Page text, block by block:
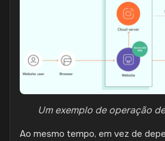
Um exemplo de operação
Ao mesmo tempo, em vez de